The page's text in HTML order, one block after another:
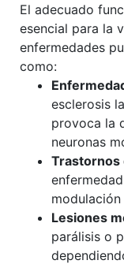
El adecuado
esencial para la
enfermedades
como:
esclerosis
provoca la
neuronas
Trastornos
Lesiones
parálisis o